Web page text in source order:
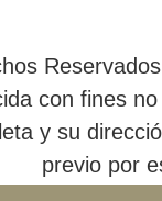
con fines
y su
previo por